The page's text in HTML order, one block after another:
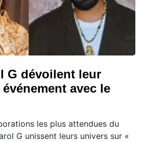
G dévoilent leur
avec le
les plus attendues du
G unissent leurs univers sur «